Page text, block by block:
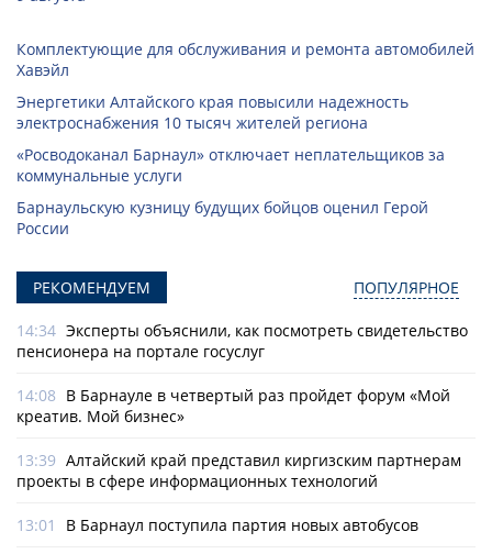
Комплектующие для обслуживания и ремонта автомобилей
Хавэйл
Энергетики Алтайского края повысили надежность
электроснабжения 10 тысяч жителей региона
«Росводоканал Барнаул» отключает неплательщиков за
коммунальные услуги
Барнаульскую кузницу будущих бойцов оценил Герой
России
РЕКОМЕНДУЕМ ПОПУЛЯРНОЕ
14:34 Эксперты объяснили, как посмотреть свидетельство
пенсионера на портале госуслуг
14:08 В Барнауле в четвертый раз пройдет форум «Мой
креатив. Мой бизнес»
13:39 Алтайский край представил киргизским партнерам
проекты в сфере информационных технологий
13:01 В Барнаул поступила партия новых автобусов